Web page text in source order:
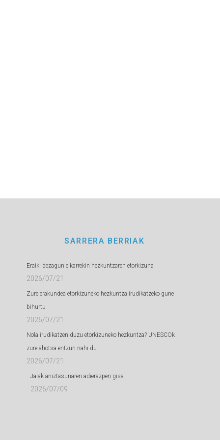
SARRERA BERRIAK
Eraiki dezagun elkarrekin hezkuntzaren etorkizuna
2026/07/21
Zure erakundea etorkizuneko hezkuntza irudikatzeko gune
bihurtu
2026/07/21
Nola irudikatzen duzu etorkizuneko hezkuntza? UNESCOk
zure ahotsa entzun nahi du
2026/07/21
Jaiak aniztasunaren adierazpen gisa
2026/07/09